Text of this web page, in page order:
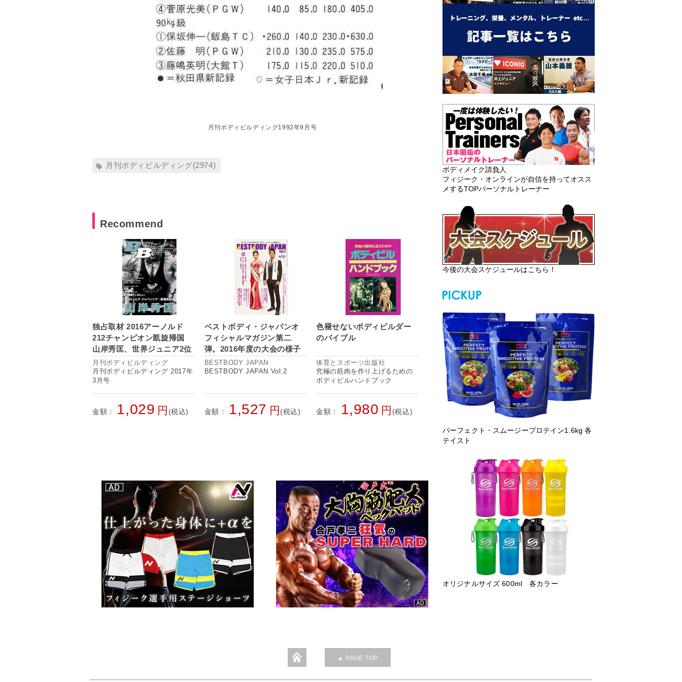
ボディメイク請負人
フィジーク・オンラインが自信を持ってオスス
メするTOPパーソナルトレーナー
今後の大会スケジュールはこちら！
パーフェクト・スムージープロテイン1.6kg 各
テイスト
オリジナルサイズ 600ml 各カラー
月刊ボディビルディング1992年9月号
月刊ボディビルディング(2974)
Recommend
独占取材 2016アーノルド
212チャンピオン凱旋帰国
山岸秀匡、世界ジュニア2位
横川尚隆 ほか
月刊ボディビルディング
月刊ボディビルディング 2017年
3月号
金額： 1,029 円 (税込)
ベストボディ・ジャパンオ
フィシャルマガジン第二
弾。2016年度の大会の様子
を予選から日本大会まで全
て掲載！
BESTBODY JAPAN
BESTBODY JAPAN Vol.2
金額： 1,527 円 (税込)
色褪せないボディビルダー
のバイブル
体育とスポーツ出版社
究極の筋肉を作り上げるための
ボディビルハンドブック
金額： 1,980 円 (税込)
▲ PAGE TOP